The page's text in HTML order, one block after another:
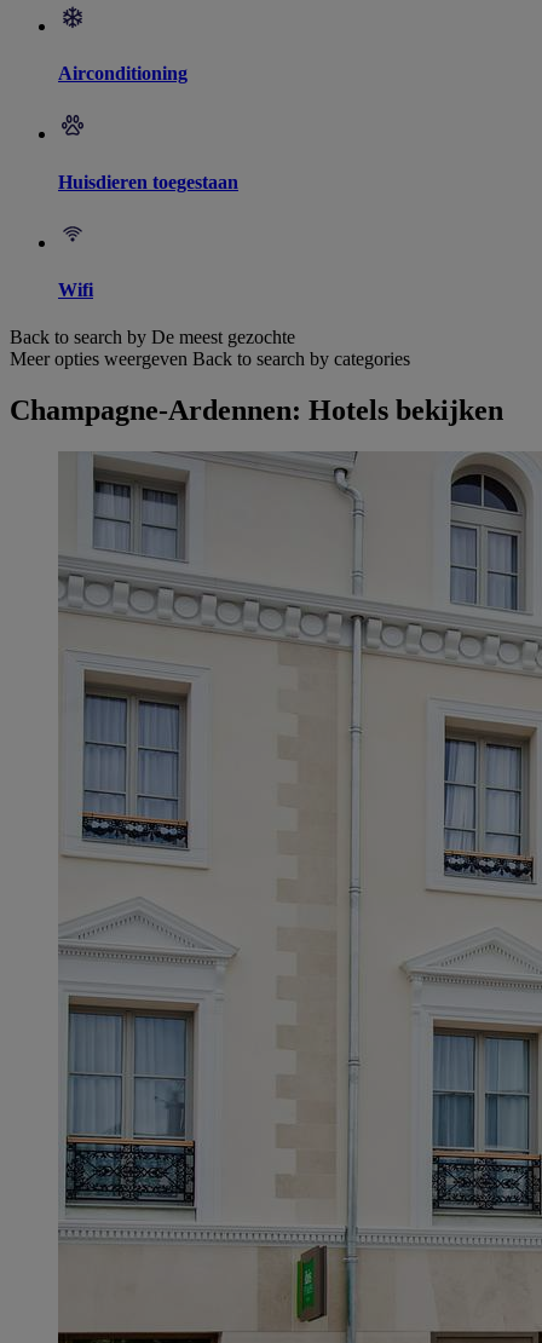
Airconditioning
Huisdieren toegestaan
Wifi
Back to search by De meest gezochte
Meer opties weergeven Back to search by categories
Champagne-Ardennen: Hotels bekijken